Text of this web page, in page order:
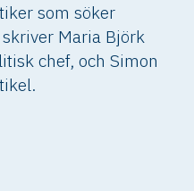
som söker
Maria Björk
chef, och Simon